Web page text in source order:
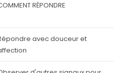
RÉPONDRE
avec douceur et